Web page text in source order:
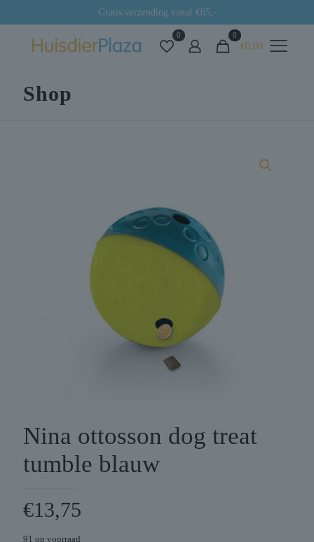
Gratis verzending vanaf €65,-
0 0
€0,00
Shop
Nina ottosson dog treat
tumble blauw
€13,75
91 op voorraad